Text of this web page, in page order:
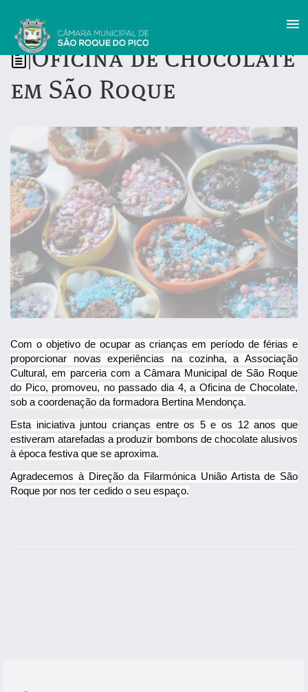
Oficina de Chocolate
em São Roque
Com o objetivo de ocupar as crianças em período de férias e
proporcionar novas experiências na cozinha, a Associação
Cultural, em parceria com a Câmara Municipal de São Roque
do Pico, promoveu, no passado dia 4, a Oficina de Chocolate,
sob a coordenação da formadora Bertina Mendonça.
Esta iniciativa juntou crianças entre os 5 e os 12 anos que
estiveram atarefadas a produzir bombons de chocolate alusivos
à época festiva que se aproxima.
Agradecemos à Direção da Filarmónica União Artista de São
Roque por nos ter cedido o seu espaço.